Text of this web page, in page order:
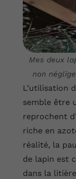
Mes deux
non
L’utilisation
semble être
reprochent
riche en
réalité, la
de lapin est
dans la